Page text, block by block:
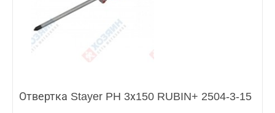
Отвертка Stayer PH 3х150 RUBIN+ 2504-3-15